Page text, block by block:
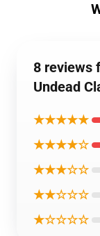
8 reviews
Undead
★★★★★
★★★★☆
★★★☆☆
★★☆☆☆
★☆☆☆☆